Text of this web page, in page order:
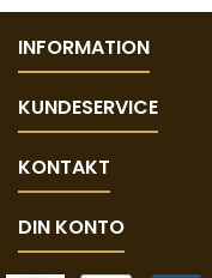
INFORMATION
KUNDESERVICE
KONTAKT
DIN KONTO